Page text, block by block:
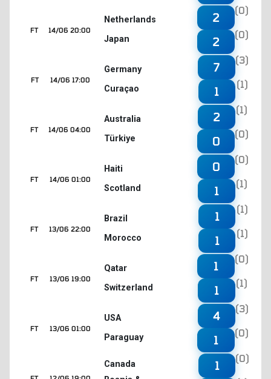
14/06 20:00
FT
Netherlands
Japan
2
(0)
2
(0)
14/06 17:00
FT
Germany
Curaçao
7
(3)
1
(1)
14/06 04:00
FT
Australia
Türkiye
2
(1)
0
(0)
14/06 01:00
FT
Haiti
Scotland
0
(0)
1
(1)
13/06 22:00
FT
Brazil
Morocco
1
(1)
1
(1)
13/06 19:00
FT
Qatar
Switzerland
1
(0)
1
(1)
13/06 01:00
FT
USA
Paraguay
4
(3)
1
(0)
Canada
1
(0)